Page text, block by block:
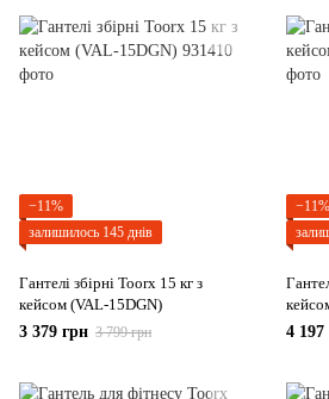
−11%
залишилось 145 днів
Гантелі збірні Toorx 15 кг з
кейсом (VAL-15DGN)
3 379 грн 3 799 грн
−11%
4 197